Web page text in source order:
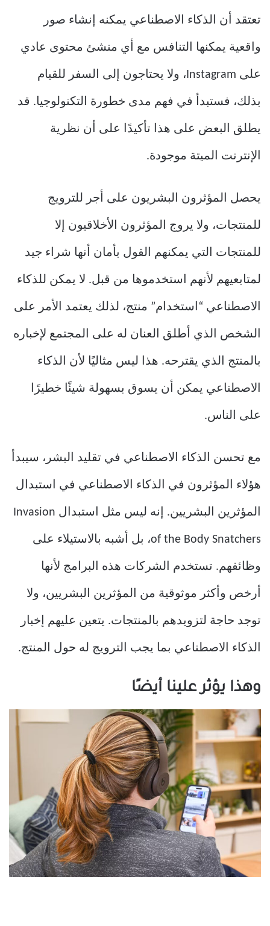
تعتقد أن الذكاء الاصطناعي يمكنه إنشاء صور
واقعية يمكنها التنافس مع أي منشئ محتوى عادي
على Instagram، ولا يحتاجون إلى السفر للقيام
بذلك، فستبدأ في فهم مدى خطورة التكنولوجيا. قد
يطلق البعض على هذا تأكيدًا على أن نظرية
الإنترنت الميتة موجودة.
يحصل المؤثرون البشريون على أجر للترويج
للمنتجات، ولا يروج المؤثرون الأخلاقيون إلا
للمنتجات التي يمكنهم القول بأمان أنها شراء جيد
لمتابعيهم لأنهم استخدموها من قبل. لا يمكن للذكاء
الاصطناعي “استخدام” منتج، لذلك يعتمد الأمر على
الشخص الذي أطلق العنان له على المجتمع لإخباره
بالمنتج الذي يقترحه. هذا ليس مثاليًا لأن الذكاء
الاصطناعي يمكن أن يسوق بسهولة شيئًا خطيرًا
على الناس.
مع تحسن الذكاء الاصطناعي في تقليد البشر، سيبدأ
هؤلاء المؤثرون في الذكاء الاصطناعي في استبدال
المؤثرين البشريين. إنه ليس مثل استبدال Invasion
of the Body Snatchers، بل أشبه بالاستيلاء على
وظائفهم. تستخدم الشركات هذه البرامج لأنها
أرخص وأكثر موثوقية من المؤثرين البشريين، ولا
توجد حاجة لتزويدهم بالمنتجات. يتعين عليهم إخبار
الذكاء الاصطناعي بما يجب الترويج له حول المنتج.
وهذا يؤثر علينا أيضًا